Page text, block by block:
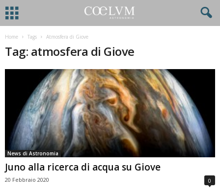
Home Tags Atmosfera di Giove
Tag: atmosfera di Giove
News di Astronomia
Juno alla ricerca di acqua su Giove
20 Febbraio 2020 0